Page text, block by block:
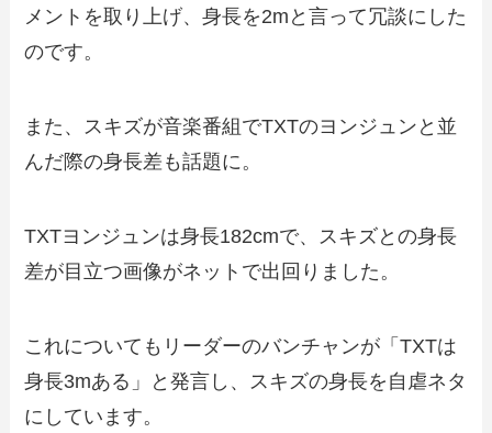
メントを取り上げ、身長を2mと言って冗談にした
のです。
また、スキズが音楽番組でTXTのヨンジュンと並
んだ際の身長差も話題に。
TXTヨンジュンは身長182cmで、スキズとの身長
差が目立つ画像がネットで出回りました。
これについてもリーダーのバンチャンが「TXTは
身長3mある」と発言し、スキズの身長を自虐ネタ
にしています。